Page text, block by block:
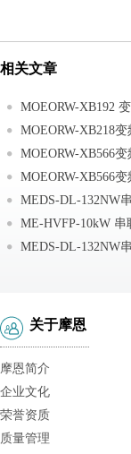
相关文章
关于摩恩
摩恩简介
企业文化
荣誉资质
质量管理